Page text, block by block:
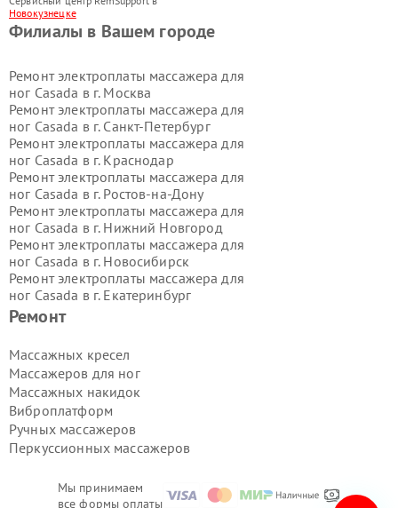
Новокузнецке
Мы принимаем
все формы оплаты
Ремонт
Массажных кресел
Массажеров для ног
Массажных накидок
Виброплатформ
Ручных массажеров
Перкуссионных массажеров
Филиалы в Вашем городе
Ремонт электроплаты массажера для
ног Casada в г. Москва
Ремонт электроплаты массажера для
ног Casada в г. Санкт-Петербург
Ремонт электроплаты массажера для
ног Casada в г. Краснодар
Ремонт электроплаты массажера для
ног Casada в г. Ростов-на-Дону
Ремонт электроплаты массажера для
ног Casada в г. Нижний Новгород
Ремонт электроплаты массажера для
ног Casada в г. Новосибирск
Ремонт электроплаты массажера для
ног Casada в г. Екатеринбург
Ремонт электроплаты массажера для
Ремонт электроплаты массажера для
ног Casada в г.Воронеж
Ремонт электроплаты массажера для
ног Casada в г.Волгоград
Ремонт электроплаты массажера для
ног Casada в г.Самара
Ремонт электроплаты массажера для
Ремонт электроплаты массажера для
ног Casada в г.Красноярск